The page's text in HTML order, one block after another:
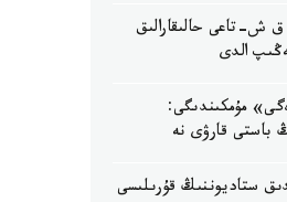
ق ش-تاعى حالىقارالىق
مۇمكىندىگى:
باستى قارۋى نە
ورىندىق ستاديوننىڭ قۇرىلىسى